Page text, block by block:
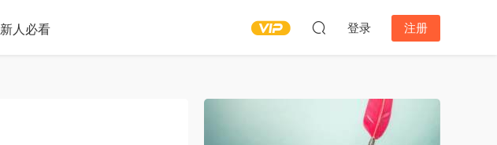
新人必看 登录 注册